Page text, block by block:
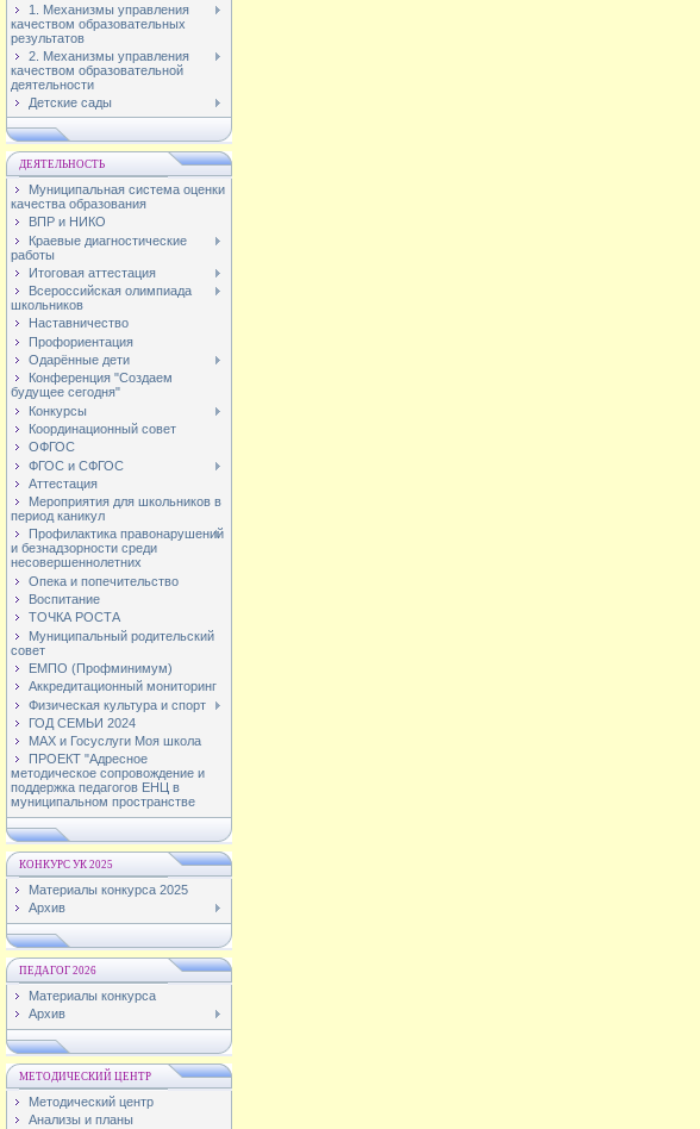
1. Механизмы управления
качеством образовательных
результатов
2. Механизмы управления
качеством образовательной
деятельности
Детские сады
ДЕЯТЕЛЬНОСТЬ
Муниципальная система оценки
качества образования
ВПР и НИКО
Краевые диагностические
работы
Итоговая аттестация
Всероссийская олимпиада
школьников
Наставничество
Профориентация
Одарённые дети
Конференция "Создаем
будущее сегодня"
Конкурсы
Координационный совет
ОФГОС
ФГОС и СФГОС
Аттестация
Мероприятия для школьников в
период каникул
Профилактика правонарушений
и безнадзорности среди
несовершеннолетних
Опека и попечительство
Воспитание
ТОЧКА РОСТА
Муниципальный родительский
совет
ЕМПО (Профминимум)
Аккредитационный мониторинг
Физическая культура и спорт
ГОД СЕМЬИ 2024
МАХ и Госуслуги Моя школа
ПРОЕКТ "Адресное
методическое сопровождение и
поддержка педагогов ЕНЦ в
муниципальном пространстве
КОНКУРС УК 2025
Материалы конкурса 2025
Архив
ПЕДАГОГ 2026
Материалы конкурса
Архив
МЕТОДИЧЕСКИЙ ЦЕНТР
Методический центр
Анализы и планы